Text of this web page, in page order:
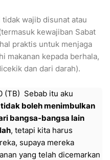
tidak wajib disunat atau
kewajiban Sabat
praktis untuk menjaga
makanan kepada berhala,
dan dari darah).
(TB) Sebab itu aku
boleh menimbulkan
bangsa-bangsa lain
, tetapi kita harus
supaya mereka
yang telah dicemarkan